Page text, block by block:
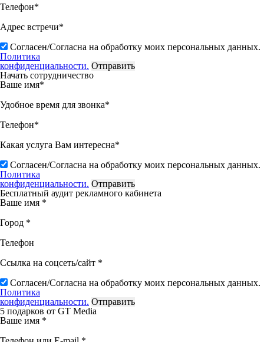
Телефон*
Адрес встречи*
Согласен/Согласна на обработку моих персональных данных.
Политика
конфиденциальности.
Начать сотрудничество
Ваше имя*
Удобное время для звонка*
Телефон*
Какая услуга Вам интересна*
Согласен/Согласна на обработку моих персональных данных.
Политика
конфиденциальности.
Бесплатный аудит рекламного кабинета
Ваше имя *
Город *
Телефон
Ссылка на соцсеть/сайт *
Согласен/Согласна на обработку моих персональных данных.
Политика
конфиденциальности.
5 подарков от GT Media
Ваше имя *